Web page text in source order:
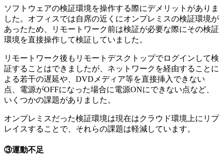
ソフトウェアの検証環境を操作する際にデメリットがありま
した。オフィスでは自席の近くにオンプレミスの検証環境が
あったため、リモートワーク前は検証が必要な際にその検証
環境を直接操作して検証していました。
リモートワーク後もリモートデスクトップでログインして検
証することはできましたが、 ネットワークを経由することに
よる若干の遅延や、DVDメディア等を直接挿入できない
点、電源がOFFになった場合に電源ONにできない点など、
いくつかの課題がありました。
オンプレミスだった検証環境は現在はクラウド環境上にリプ
レイスすることで、それらの課題は軽減しています。
③運動不足